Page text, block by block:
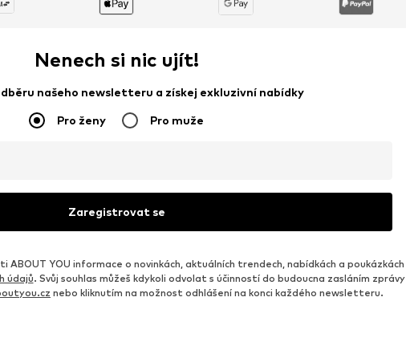
Nenech si nic ujít!
našeho newsletteru a získej exkluzivní nabídky
Pro ženy Pro muže
Zaregistrovat se
YOU informace o novinkách, aktuálních trendech, nabídkách a poukázkách
údajů. Svůj souhlas můžeš kdykoli odvolat s účinností do budoucna zasláním zprávy
nebo kliknutím na možnost odhlášení na konci každého newsletteru.